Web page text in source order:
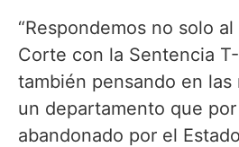
“Respondemos no solo
Corte con la Sentencia
también pensando en las
un departamento que
abandonado por el